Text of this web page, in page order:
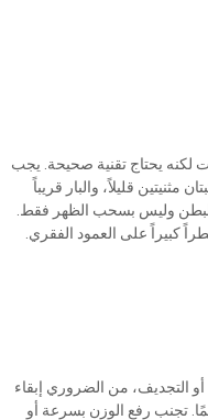
لكنه يحتاج تقنية صحيحة. يجب
قليلاً، والبار قريباً
وليس بسحب الظهر فقط.
كبيراً على العمود الفقري.
التجديف، من الضروري إبقاء
تجنب رفع الوزن بسرعة أو